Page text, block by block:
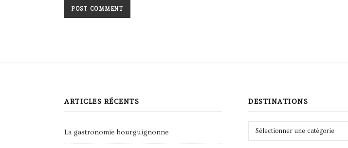
ARTICLES RÉCENTS
La gastronomie bourguignonne
DESTINATIONS
Destinations